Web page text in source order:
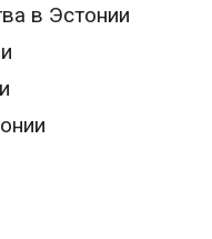
в Эстонии